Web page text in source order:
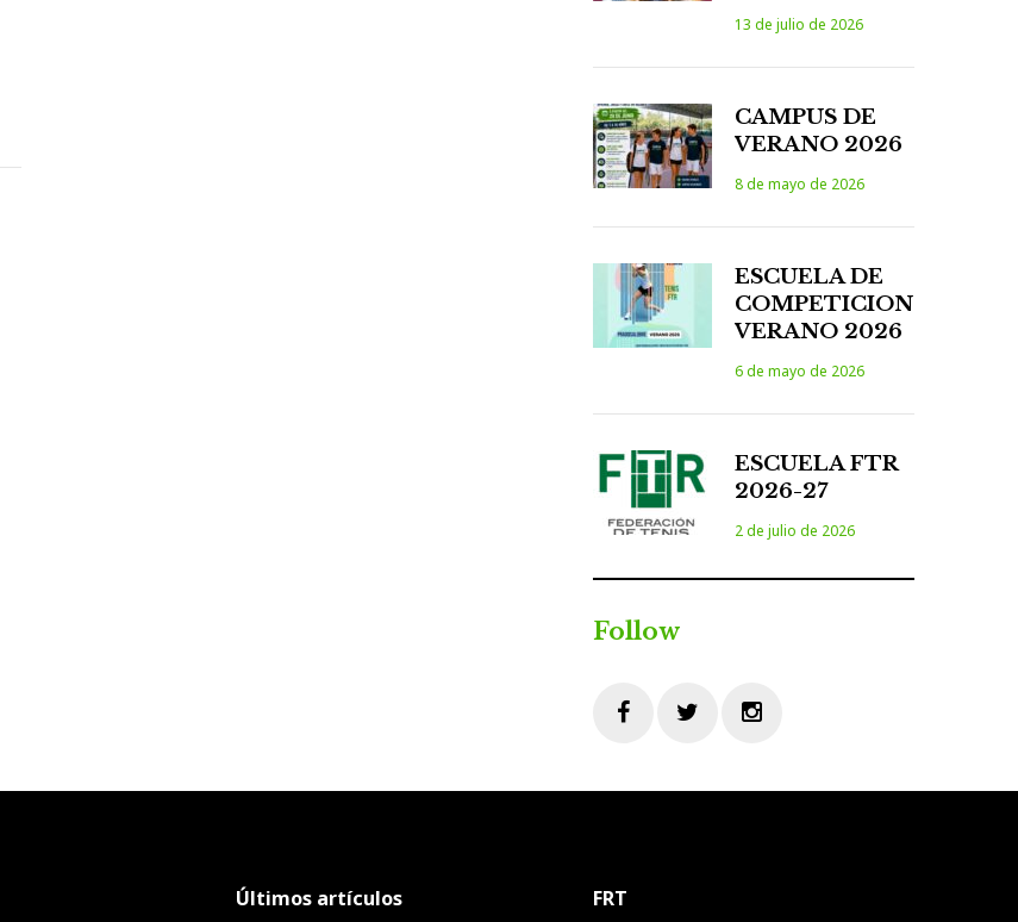
13 de julio de 2026
CAMPUS DE
VERANO 2026
8 de mayo de 2026
ESCUELA DE
COMPETICION
VERANO 2026
6 de mayo de 2026
ESCUELA FTR
2026-27
2 de julio de 2026
Follow
Últimos artículos FRT